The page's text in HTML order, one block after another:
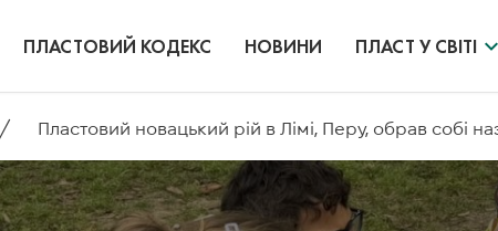
ПЛАСТОВИЙ КОДЕКС НОВИНИ ПЛАСТ У СВІТІ
/ Пластовий новацький рій в Лімі, Перу, обрав собі